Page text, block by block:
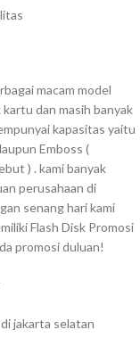
macam model
dan masih banyak
kapasitas yaitu
Emboss (
) . kami banyak
perusahaan di
senang hari kami
Flash Disk Promosi
promosi duluan!